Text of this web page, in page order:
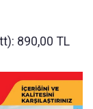
890,00 TL